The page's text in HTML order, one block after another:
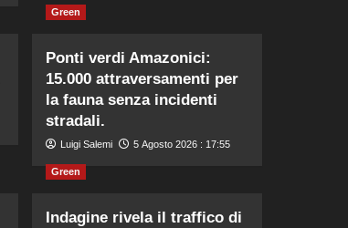
Green
Ponti verdi Amazonici:
15.000 attraversamenti per
la fauna senza incidenti
stradali.
Luigi Salemi 5 Agosto 2026 : 17:55
Green
Indagine rivela il traffico di